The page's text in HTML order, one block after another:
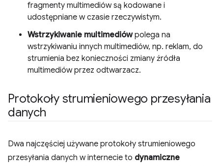
fragmenty multimediów są kodowane i
udostępniane w czasie rzeczywistym.
Wstrzykiwanie multimediówpolega na
wstrzykiwaniu innych multimediów, np. reklam, do
strumienia bez konieczności zmiany źródła
multimediów przez odtwarzacz.
Protokoły strumieniowego przesyłania
danych
Dwa najczęściej używane protokoły strumieniowego
przesyłania danych w internecie to dynamiczne